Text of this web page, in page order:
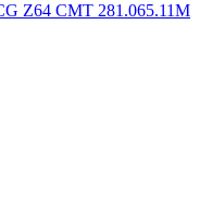
Z64 CMT 281.065.11M